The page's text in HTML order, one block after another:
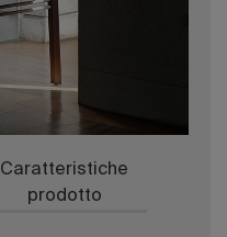
Caratteristiche
prodotto